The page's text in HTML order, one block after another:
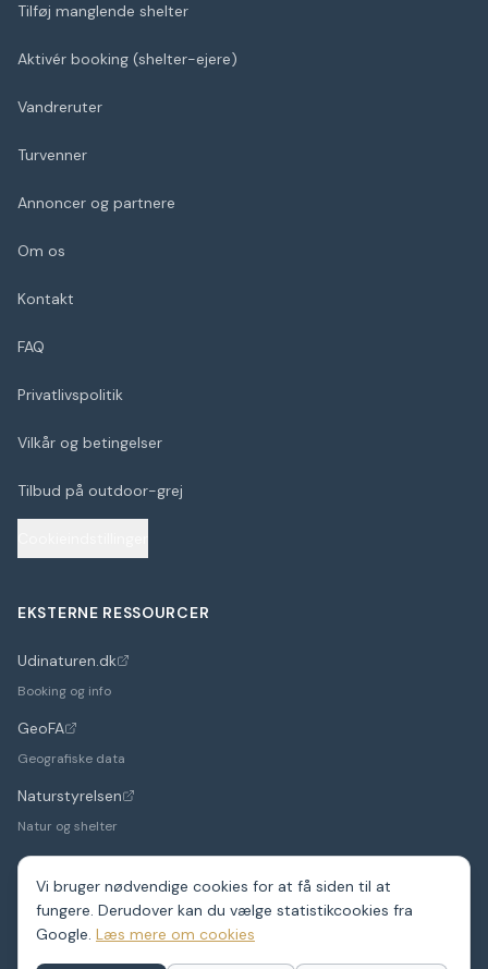
Vi bruger nødvendige cookies for at få siden til at
fungere. Derudover kan du vælge statistikcookies fra
Google. Læs mere om cookies
Tilføj manglende shelter
Aktivér booking (shelter-ejere)
Vandreruter
Turvenner
Annoncer og partnere
Om os
Kontakt
FAQ
Privatlivspolitik
Vilkår og betingelser
Tilbud på outdoor-grej
EKSTERNE RESSOURCER
Udinaturen.dk
(åbner i nyt faneblad)
Booking og info
GeoFA
(åbner i nyt faneblad)
Geografiske data
Naturstyrelsen
(åbner i nyt faneblad)
Natur og shelter
2026ShelterDK. Et hobbyprojekt – data fra GeoFA og andre